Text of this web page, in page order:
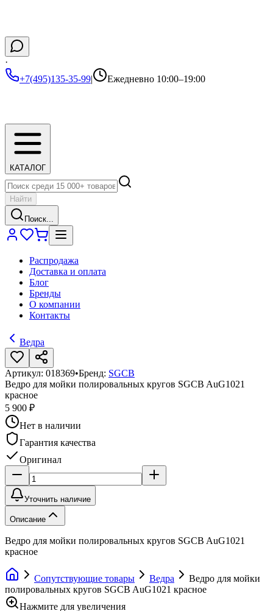
·
+7(495)135-35-99| Ежедневно 10:00–19:00
КАТАЛОГ
Найти
Поиск...
Распродажа
Доставка и оплата
Блог
Бренды
О компании
Контакты
Ведра
Артикул: 018369•Бренд: SGCB
Ведро для мойки полировальных кругов SGCB AuG1021
красное
5 900 ₽
Нет в наличии
Гарантия качества
Оригинал
Уточнить наличие
Описание
Ведро для мойки полировальных кругов SGCB AuG1021
красное
Сопутствующие товары Ведра
Ведро для мойки
полировальных кругов SGCB AuG1021 красное
Нажмите для увеличения